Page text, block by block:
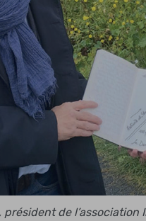
de l’association